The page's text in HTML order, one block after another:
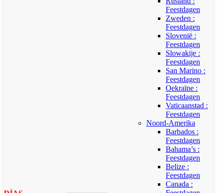
Feestdagen
Zweden :
Feestdagen
Slovenië :
Feestdagen
Slowakije :
Feestdagen
San Marino :
Feestdagen
Oekraïne :
Feestdagen
Vaticaanstad :
Feestdagen
Noord-Amerika
Barbados :
Feestdagen
Bahama’s :
Feestdagen
Belize :
Feestdagen
Canada :